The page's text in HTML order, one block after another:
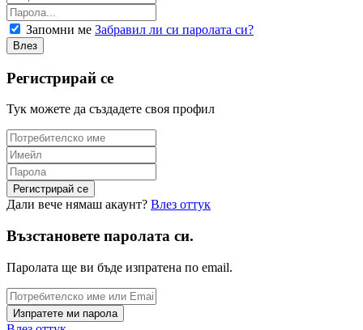
Запомни ме Забравил ли си паролата си?
Регистрирай се
Тук можете да създадете своя профил
Дали вече нямаш акаунт? Влез оттук
Възстановете паролата си.
Паролата ще ви бъде изпратена по email.